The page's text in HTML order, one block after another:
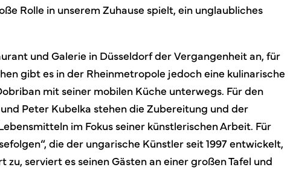
Rolle in unserem Zuhause spielt, ein unglaubliches
und Galerie in Düsseldorf der Vergangenheit an, für
gibt es in der Rheinmetropole jedoch eine kulinarische
mit seiner mobilen Küche unterwegs. Für den
Peter Kubelka stehen die Zubereitung und der
im Fokus seiner künstlerischen Arbeit. Für
die der ungarische Künstler seit 1997 entwickelt,
zu, serviert es seinen Gästen an einer großen Tafel und